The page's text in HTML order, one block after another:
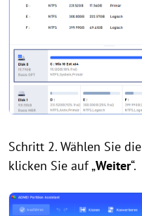
Schritt 2. Wählen Sie die
klicken Sie auf „Weiter“.